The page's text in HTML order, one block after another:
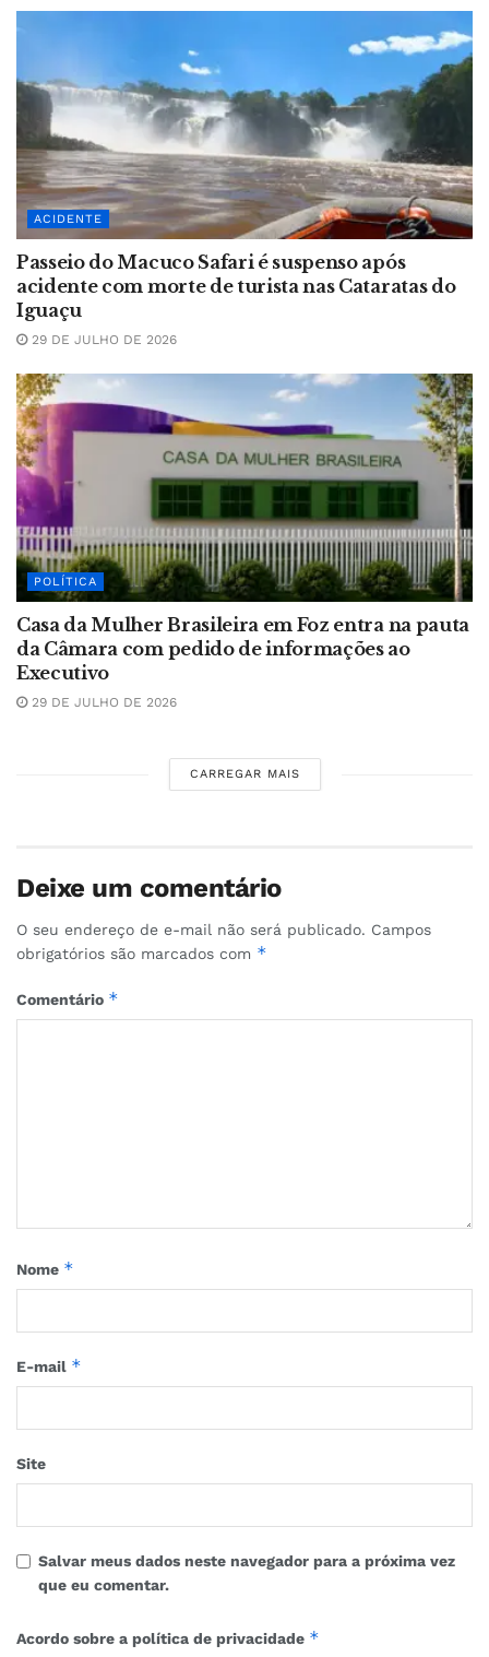
ACIDENTE
Passeio do Macuco Safari é suspenso após
acidente com morte de turista nas Cataratas do
Iguaçu
29 DE JULHO DE 2026
POLÍTICA
Casa da Mulher Brasileira em Foz entra na pauta
da Câmara com pedido de informações ao
Executivo
29 DE JULHO DE 2026
CARREGAR MAIS
Deixe um comentário
O seu endereço de e-mail não será publicado. Campos
obrigatórios são marcados com *
Comentário *
Nome *
E-mail *
Site
Salvar meus dados neste navegador para a próxima vez
que eu comentar.
Acordo sobre a política de privacidade *